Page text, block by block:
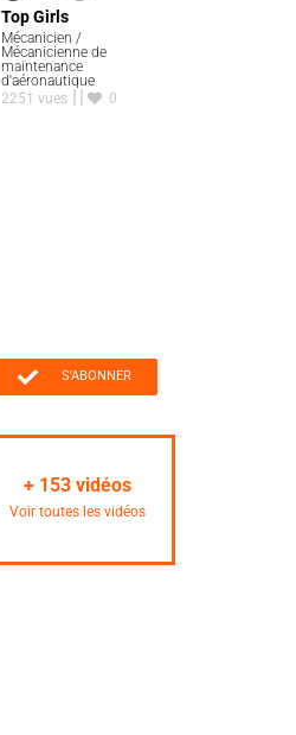
Top Girls
Mécanicien /
Mécanicienne de
maintenance
d'aéronautique
2251 vues
0
S'ABONNER
+ 153 vidéos
Voir toutes les vidéos